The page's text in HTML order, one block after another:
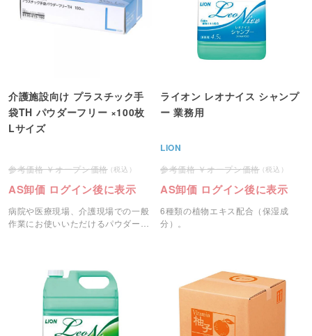
介護施設向け プラスチック手
袋TH パウダーフリー ×100枚
Lサイズ
オープン価格
AS卸価 ログイン後に表示
病院や医療現場、介護現場での一般
作業にお使いいただけるパウダーフ
ライオン レオナイス シャンプ
ー 業務用
LION
オープン価格
AS卸価 ログイン後に表示
6種類の植物エキス配合（保湿成
分）。